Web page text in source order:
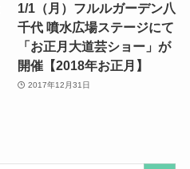
1/1（月）フルルガーデン八
千代 噴水広場ステージにて
「お正月大道芸ショー」が
開催【2018年お正月】
2017年12月31日